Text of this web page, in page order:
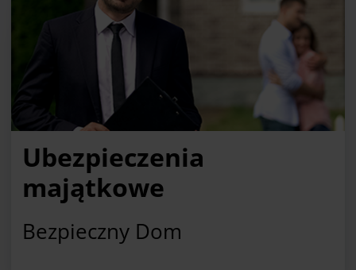
Ubezpieczenia
majątkowe
Bezpieczny Dom